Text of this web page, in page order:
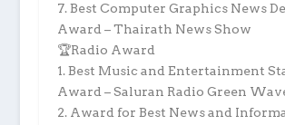
7. Best Computer Graphics News
Award – Thairath News Show
🏆Radio Award
1. Best Music and Entertainment
Award – Saluran Radio Green
2. Award for Best News and